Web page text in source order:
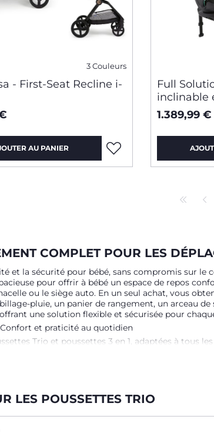
3 Couleurs
- First-Seat Recline i-
AU PANIER
Full
inclinable
base
1.389,99 €
COMPLET POUR LES
et la sécurité pour bébé, sans compromis sur le
pour offrir à bébé un espace de repos
ou le siège auto. En un seul achat, vous
pluie, un panier de rangement, un arceau
une solution flexible et sécurisée pour
et praticité au quotidien
Trio et poussettes 3 en 1, adaptées à tous
êtes à la recherche d’une poussette 3 en 1
nature.
LES POUSSETTES TRIO